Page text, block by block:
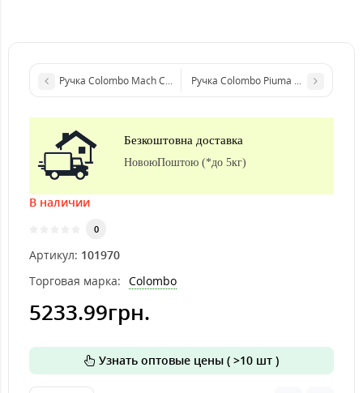
Ручка Colombo Mach CD 81 хромРучка Colombo Piuma R ф/з, 50
Безкоштовна доставка
НовоюПоштою (*до 5кг)
В наличии
0
Артикул: 101970
Торговая марка: Colombo
5233.99грн.
Узнать оптовые цены ( >10 шт )